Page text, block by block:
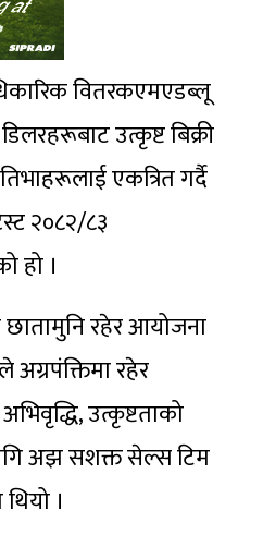
वितरकएमएडब्लू
उत्कृष्ट बिक्री
एकत्रित गर्दै
२०८२/८३
हो ।
छातामुनि रहेर आयोजना
अग्रपंक्तिमा रहेर
उत्कृष्टताको
अझ सशक्त सेल्स टिम
।